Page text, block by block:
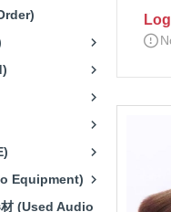
(Phono Amp)
Player)
Fidelity Cable)
/插座(Power Supply)
工具(Adjustment
Equipment)
(Used Audio